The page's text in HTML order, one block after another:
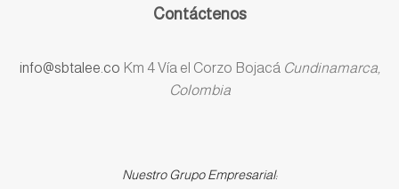
Contáctenos
info@sbtalee.co Km 4 Vía el Corzo Bojacá Cundinamarca,
Colombia
Nuestro Grupo Empresarial: